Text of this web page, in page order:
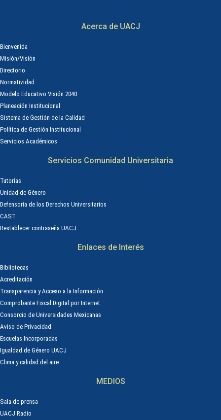
Acerca de UACJ
Bienvenida
Misión/Visión
Directorio
Normatividad
Modelo Educativo Visión 2040
Planeación Institucional
Sistema de Gestión de la Calidad
Política de Gestión Institucional
Servicios Académicos
Servicios Comunidad Universitaria
Tutorías
Unidad de Género
Defensoría de los Derechos Universitarios
CAST
Restablecer contraseña UACJ
Enlaces de Interés
Bibliotecas
Acreditación
Transparencia y Acceso a la Información
Comprobante Fiscal Digital por Internet
Consorcio de Universidades Mexicanas
Aviso de Privacidad
Escuelas Incorporadas
Igualdad de Género UACJ
Clima y calidad del aire
MEDIOS
Sala de prensa
UACJ Radio